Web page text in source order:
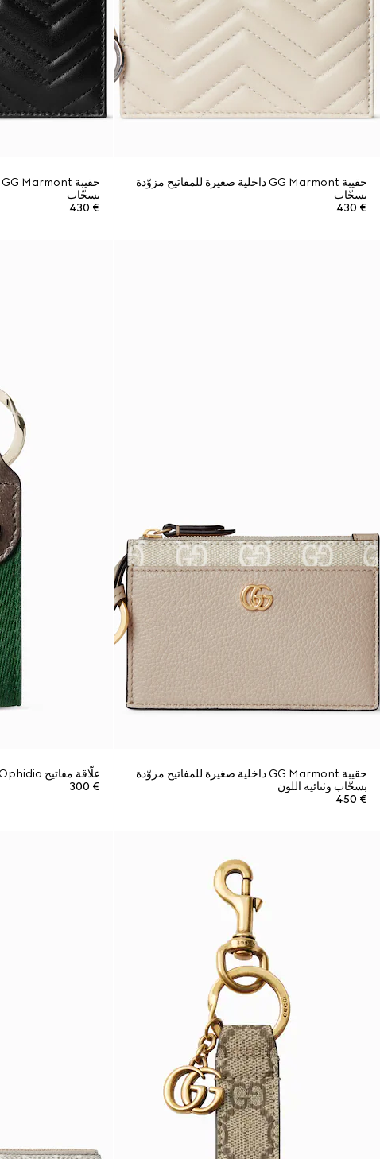
حقيبة GG Marmont داخلية صغيرة للمفاتيح مزوّدة
بسحّاب
€ 430
بسحّاب
€ 430
حقيبة GG Marmont داخلية صغيرة للمفاتيح مزوّدة
بسحّاب وثنائية اللون
€ 450
علّاقة مفاتيح Ophidia
€ 300